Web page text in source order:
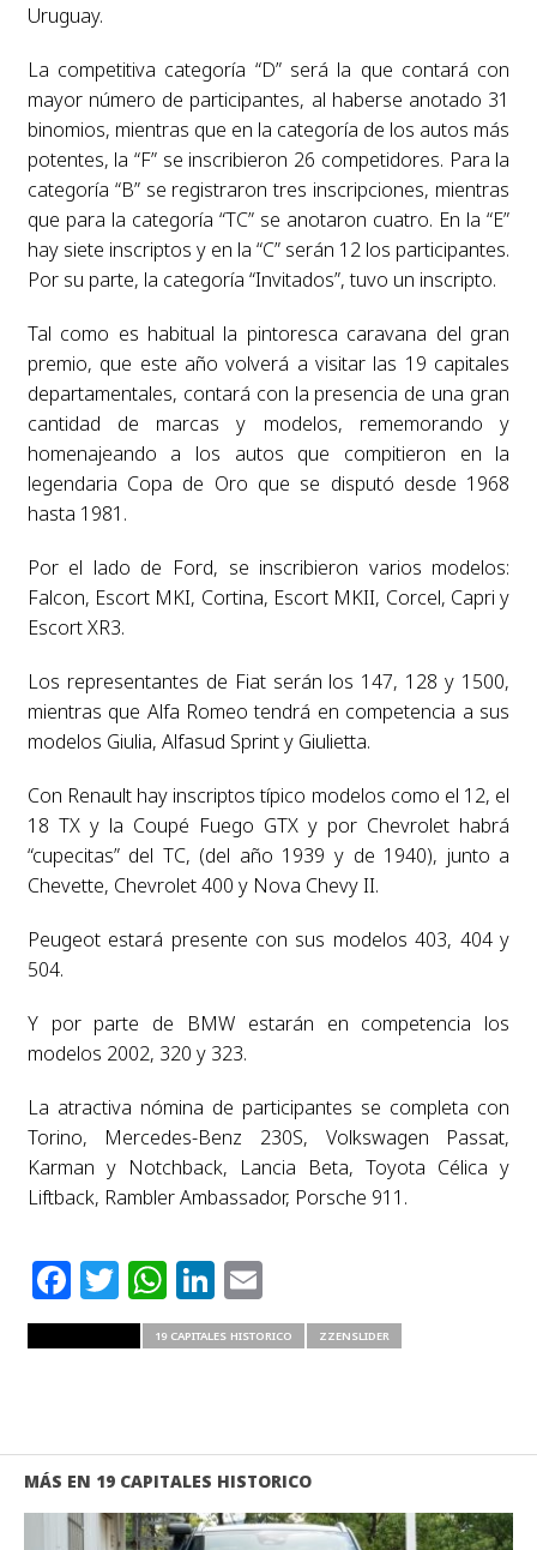
Uruguay.
La competitiva categoría “D” será la que contará con
mayor número de participantes, al haberse anotado 31
binomios, mientras que en la categoría de los autos más
potentes, la “F” se inscribieron 26 competidores. Para la
categoría “B” se registraron tres inscripciones, mientras
que para la categoría “TC” se anotaron cuatro. En la “E”
hay siete inscriptos y en la “C” serán 12 los participantes.
Por su parte, la categoría “Invitados”, tuvo un inscripto.
Tal como es habitual la pintoresca caravana del gran
premio, que este año volverá a visitar las 19 capitales
departamentales, contará con la presencia de una gran
cantidad de marcas y modelos, rememorando y
homenajeando a los autos que compitieron en la
legendaria Copa de Oro que se disputó desde 1968
hasta 1981.
Por el lado de Ford, se inscribieron varios modelos:
Falcon, Escort MKI, Cortina, Escort MKII, Corcel, Capri y
Escort XR3.
Los representantes de Fiat serán los 147, 128 y 1500,
mientras que Alfa Romeo tendrá en competencia a sus
modelos Giulia, Alfasud Sprint y Giulietta.
Con Renault hay inscriptos típico modelos como el 12, el
18 TX y la Coupé Fuego GTX y por Chevrolet habrá
“cupecitas” del TC, (del año 1939 y de 1940), junto a
Chevette, Chevrolet 400 y Nova Chevy II.
Peugeot estará presente con sus modelos 403, 404 y
504.
Y por parte de BMW estarán en competencia los
modelos 2002, 320 y 323.
La atractiva nómina de participantes se completa con
Torino, Mercedes-Benz 230S, Volkswagen Passat,
Karman y Notchback, Lancia Beta, Toyota Célica y
Liftback, Rambler Ambassador, Porsche 911.
Facebook
Twitter
WhatsApp
LinkedIn
Email
19 CAPITALES HISTORICO ZZENSLIDER
MÁS EN 19 CAPITALES HISTORICO